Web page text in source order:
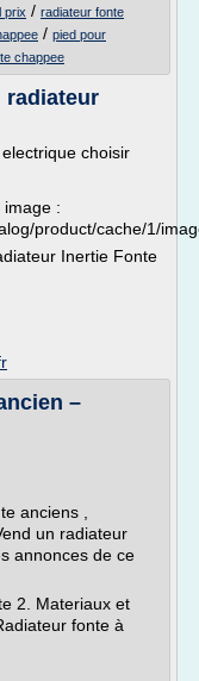
prix / radiateur fonte
/ pied pour
chappee
radiateur
choisir
:
product/cache/1/
Inertie Fonte
–
anciens ,
un radiateur
annonces de ce
2. Materiaux et
fonte à